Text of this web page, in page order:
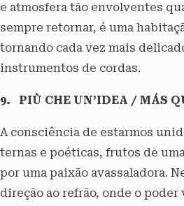
e atmosfera tão envolventes
sempre retornar, é uma
tornando cada vez mais
instrumentos de cordas.
9. PIÙ CHE UN’IDEA / MÁS
A consciência de estarmos
ternas e poéticas, frutos de
por uma paixão avassaladora.
direção ao refrão, onde o